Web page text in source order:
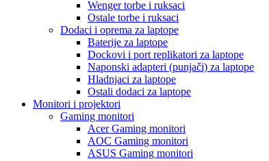
Wenger torbe i ruksaci
Ostale torbe i ruksaci
Dodaci i oprema za laptope
Baterije za laptope
Dockovi i port replikatori za laptope
Naponski adapteri (punjači) za laptope
Hladnjaci za laptope
Ostali dodaci za laptope
Monitori i projektori
Gaming monitori
Acer Gaming monitori
AOC Gaming monitori
ASUS Gaming monitori